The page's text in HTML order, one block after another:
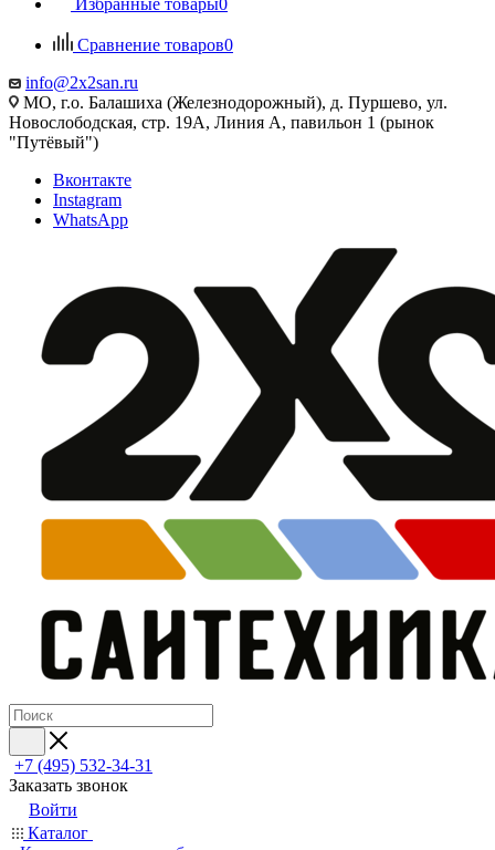
Избранные товары0
Сравнение товаров0
info@2x2san.ru
МО, г.о. Балашиха (Железнодорожный), д. Пуршево, ул.
Новослободская, стр. 19А, Линия А, павильон 1 (рынок
"Путёвый")
Вконтакте
Instagram
WhatsApp
+7 (495) 532‑34‑31
Заказать звонок
Войти
Каталог